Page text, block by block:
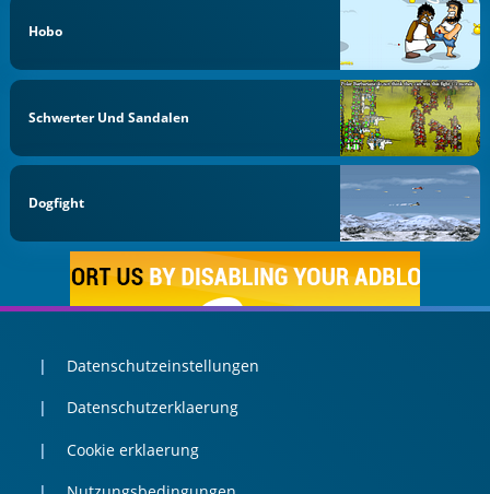
Hobo
Schwerter Und Sandalen
Dogfight
Datenschutzeinstellungen
Datenschutzerklaerung
Cookie erklaerung